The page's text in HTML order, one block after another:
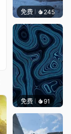
免费 245
免费 91